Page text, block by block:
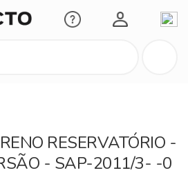
Minha Conta
RESERVATÓRIO -
- SAP-2011/3- -0